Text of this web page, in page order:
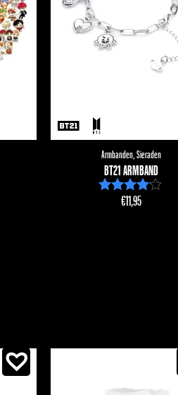
Armbanden, Sieraden
BT21 ARMBAND
Waardering
€11,95